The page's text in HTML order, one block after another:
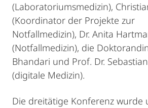
(Laboratoriumsmedizin),
(Koordinator der Projekte zur
Notfallmedizin), Dr. Anita
(Notfallmedizin), die
Bhandari und Prof. Dr.
(digitale Medizin).
Die dreitätige Konferenz wurde